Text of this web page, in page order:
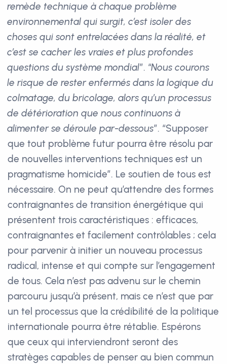
remède technique à chaque problème
environnemental qui surgit, c’est isoler des
choses qui sont entrelacées dans la réalité, et
c’est se cacher les vraies et plus profondes
questions du système mondial”. “Nous courons
le risque de rester enfermés dans la logique du
colmatage, du bricolage, alors qu’un processus
de détérioration que nous continuons à
alimenter se déroule par-dessous”. “Supposer
que tout problème futur pourra être résolu par
de nouvelles interventions techniques est un
pragmatisme homicide”. Le soutien de tous est
nécessaire. On ne peut qu’attendre des formes
contraignantes de transition énergétique qui
présentent trois caractéristiques : efficaces,
contraignantes et facilement contrôlables ; cela
pour parvenir à initier un nouveau processus
radical, intense et qui compte sur l’engagement
de tous. Cela n’est pas advenu sur le chemin
parcouru jusqu’à présent, mais ce n’est que par
un tel processus que la crédibilité de la politique
internationale pourra être rétablie. Espérons
que ceux qui interviendront seront des
stratèges capables de penser au bien commun